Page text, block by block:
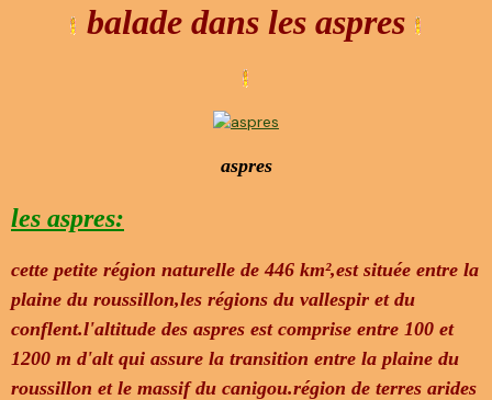
balade dans les aspres
aspres
les aspres:
cette petite région naturelle de 446 km²,est située entre la
plaine du roussillon,les régions du vallespir et du
conflent.l'altitude des aspres est comprise entre 100 et
1200 m d'alt qui assure la transition entre la plaine du
roussillon et le massif du canigou.région de terres arides